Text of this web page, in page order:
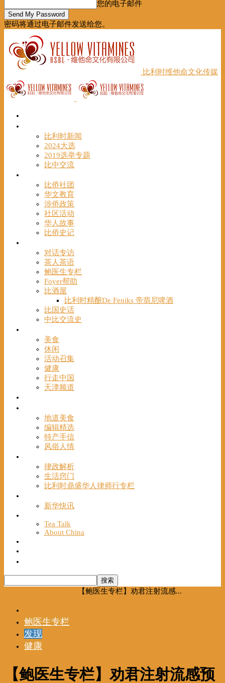
您的电子邮件
密码将通过电子邮件发送给您。
比利时维他命文化传媒
比利时新闻
2024大选
2019选举专题
比中交流
比侨社团
华文教育
涉侨政策
社区活动
华人故事
比侨史记
对话专访
茶人茶语
鲍医生专栏
Foyer帮助
比酒屋
比利时精酿De Feniks 帝翡尼啤酒
比国史话
中比交流史
美食
休闲
活动召集
健康
行走中国
天津频道
地道美食
编辑精选
特产手信
风俗人情
律政解析
生活窍门
比利时鼎盛华人律师行专栏
新华快讯
Tea Talk
About China
【鲍医生专栏】劝君注射流感...
鲍医生专栏
发现
健康
【鲍医生专栏】劝君注射流感预